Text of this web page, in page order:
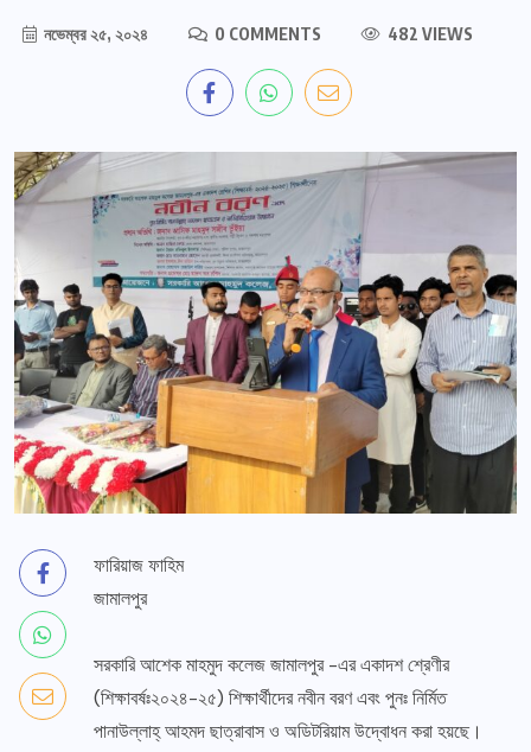
নভেম্বর ২৫, ২০২৪ 0 COMMENTS 482 VIEWS
ফারিয়াজ ফাহিম
জামালপুর
সরকারি আশেক মাহমুদ কলেজ জামালপুর -এর একাদশ শ্রেণীর
(শিক্ষাবর্ষঃ২০২৪-২৫) শিক্ষার্থীদের নবীন বরণ এবং পুনঃ নির্মিত
পানাউল্লাহ্ আহমদ ছাত্রাবাস ও অডিটরিয়াম উদ্বোধন করা হয়ছে।